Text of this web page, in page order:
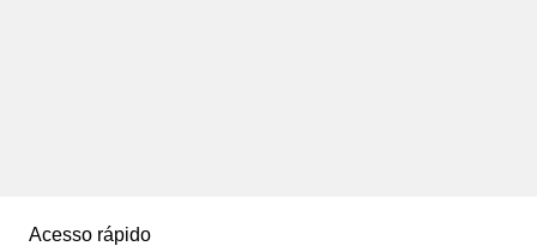
Acesso rápido